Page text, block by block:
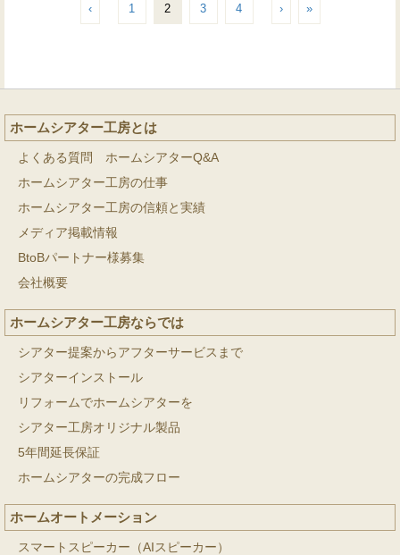
‹ 1 2 3 4 › »
ホームシアター工房とは
よくある質問 ホームシアターQ&A
ホームシアター工房の仕事
ホームシアター工房の信頼と実績
メディア掲載情報
BtoBパートナー様募集
会社概要
ホームシアター工房ならでは
シアター提案からアフターサービスまで
シアターインストール
リフォームでホームシアターを
シアター工房オリジナル製品
5年間延長保証
ホームシアターの完成フロー
ホームオートメーション
スマートスピーカー（AIスピーカー）